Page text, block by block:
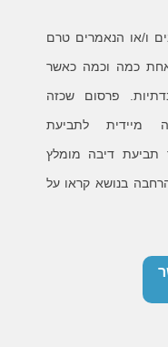
ו/או הנאמרים טרם
כמה וכמה כאשר
פרסום שכזה
לתביעת
תביעת דיבה מומלץ
בנושא קראו על